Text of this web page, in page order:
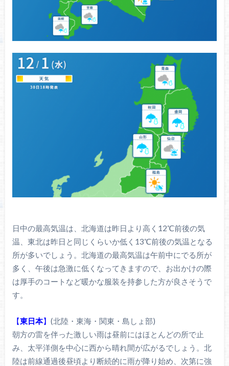
日中の最高気温は、北海道は昨日より高く12℃前後の気
温、東北は昨日と同じくらいか低く13℃前後の気温となる
所が多いでしょう。北海道の最高気温は午前中にでる所が
多く、午後は急激に低くなってきますので、お出かけの際
は厚手のコートなど暖かな服装を持参した方が良さそうで
す。
【東日本】 (北陸・東海・関東・島しょ部)
朝方の雷を伴った激しい雨は昼前にはほとんどの所で止
み、太平洋側を中心に西から晴れ間が広がるでしょう。北
陸は前線通過後昼頃より断続的に雨が降り始め、次第に強